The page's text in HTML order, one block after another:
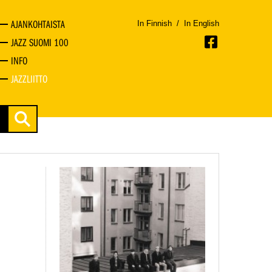
AJANKOHTAISTA
JAZZ SUOMI 100
INFO
JAZZLIITTO
In Finnish / In English